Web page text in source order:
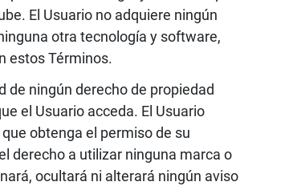
El Usuario no adquiere ningún
otra tecnología y software,
estos Términos.
de ningún derecho de propiedad
el Usuario acceda. El Usuario
obtenga el permiso de su
derecho a utilizar ninguna marca o
ocultará ni alterará ningún aviso